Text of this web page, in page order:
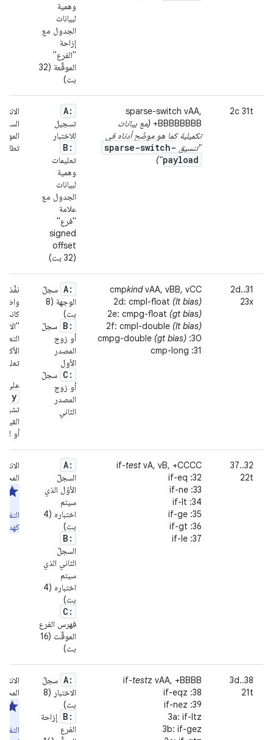
وهمية
لبيانات
الجدول مع
إزاحة
"الفرع"
الموقَّعة (32
بت)
2c 31t
sparse-switch vAA,
+BBBBBBBB (مع بيانات
تكميلية كما هو موضّح أدناه في
"تنسيق sparse-switch-
payload
")
A:
تسجيل
للاختبار
B:
تعليمات
وهمية
لبيانات
الجدول مع
علامة
"فرع"
signed
offset
(32 بت)
2d..31
23x
cmpkindvAA, vBB, vCC
2d: cmpl-float (lt bias)
2e: cmpg-float (gt bias)
2f: cmpl-double (lt bias)
30: cmpg-double
(gt bias)
31: cmp-long
A: سجلّ
الوجهة (8
بت)
B: سجلّ
أو زوج
المصدر
الأول
C: سجلّ
أو زوج
المصدر
الثاني
نفِّذ
كانت
على
< y
تشير
أو
32..37
22t
if-test vA, vB, +CCCC
32: if-eq
33: if-ne
34: if-lt
35: if-ge
36: if-gt
37: if-le
A:
السجلّ
الأوّل الذي
سيتم
اختباره (4
بت)
B:
السجلّ
الثاني الذي
سيتم
اختباره (4
بت)
C:
فهرس الفرع
الموقَّت (16
بت)
كهدف
38..3d
21t
if-testz vAA, +BBBB
38: if-eqz
39: if-nez
3a: if-ltz
3b: if-gez
A: سجلّ
الاختبار (8
بت)
B:
إزاحة
الفرع
المحدّدة